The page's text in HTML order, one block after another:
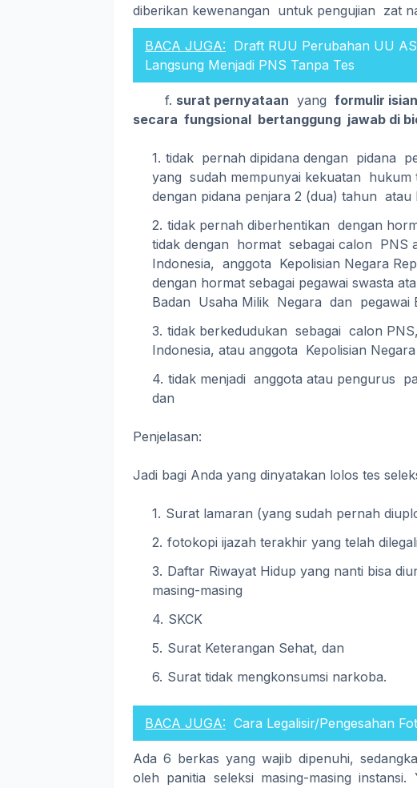
diberikan kewenangan untuk pengujian zat
BACA JUGA: Draft RUU Perubahan UU
Langsung Menjadi PNS Tanpa Tes
f. surat pernyataan yang formulir
secara fungsional bertanggung jawab di
tidak pernah dipidana dengan pidana
yang sudah mempunyai kekuatan
dengan pidana penjara 2 (dua) tahun atau
tidak pernah diberhentikan dengan
tidak dengan hormat sebagai calon PNS
Indonesia, anggota Kepolisian Negara
dengan hormat sebagai pegawai swasta
Badan Usaha Milik Negara dan pegawai
tidak berkedudukan sebagai calon
Indonesia, atau anggota Kepolisian
tidak menjadi anggota atau pengurus
dan
Penjelasan:
Jadi bagi Anda yang dinyatakan lolos tes
Surat lamaran (yang sudah pernah
fotokopi ijazah terakhir yang telah
Daftar Riwayat Hidup yang nanti bisa
masing-masing
SKCK
Surat Keterangan Sehat, dan
Surat tidak mengkonsumsi narkoba.
BACA JUGA: Cara Legalisir/Pengesahan
Ada 6 berkas yang wajib dipenuhi,
oleh panitia seleksi masing-masing